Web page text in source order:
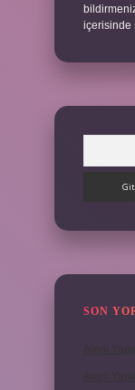
içerisinde
SON